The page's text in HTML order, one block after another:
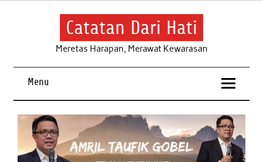
Skip
Catatan Dari Hati
Meretas Harapan, Merawat Kewarasan
Menu